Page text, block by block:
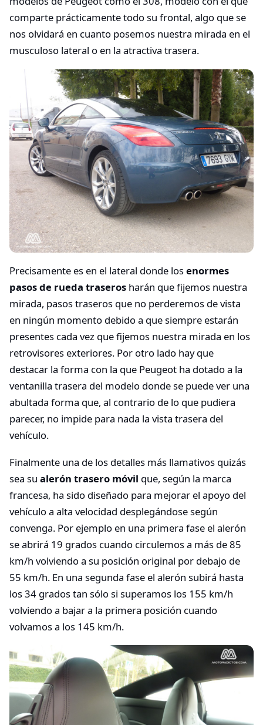
comparte prácticamente todo su frontal, algo que se
nos olvidará en cuanto posemos nuestra mirada en el
musculoso lateral o en la atractiva trasera.
Precisamente es en el lateral donde losenormes
pasos de rueda traseros harán que fijemos nuestra
mirada, pasos traseros que no perderemos de vista
en ningún momento debido a que siempre estarán
presentes cada vez que fijemos nuestra mirada en los
retrovisores exteriores. Por otro lado hay que
destacar la forma con la que Peugeot ha dotado a la
ventanilla trasera del modelo donde se puede ver una
abultada forma que, al contrario de lo que pudiera
parecer, no impide para nada la vista trasera del
vehículo.
Finalmente una de los detalles más llamativos quizás
sea su alerón trasero móvil que, según la marca
francesa, ha sido diseñado para mejorar el apoyo del
vehículo a alta velocidad desplegándose según
convenga. Por ejemplo en una primera fase el alerón
se abrirá 19 grados cuando circulemos a más de 85
km/h volviendo a su posición original por debajo de
55 km/h. En una segunda fase el alerón subirá hasta
los 34 grados tan sólo si superamos los 155 km/h
volviendo a bajar a la primera posición cuando
volvamos a los 145 km/h.